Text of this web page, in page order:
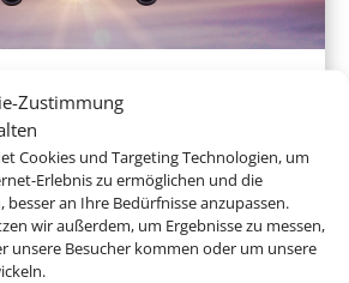
Zustimmung
Cookies und Targeting Technologien, um
Erlebnis zu ermöglichen und die
besser an Ihre Bedürfnisse anzupassen.
wir außerdem, um Ergebnisse zu messen,
unsere Besucher kommen oder um unsere
Linienflug